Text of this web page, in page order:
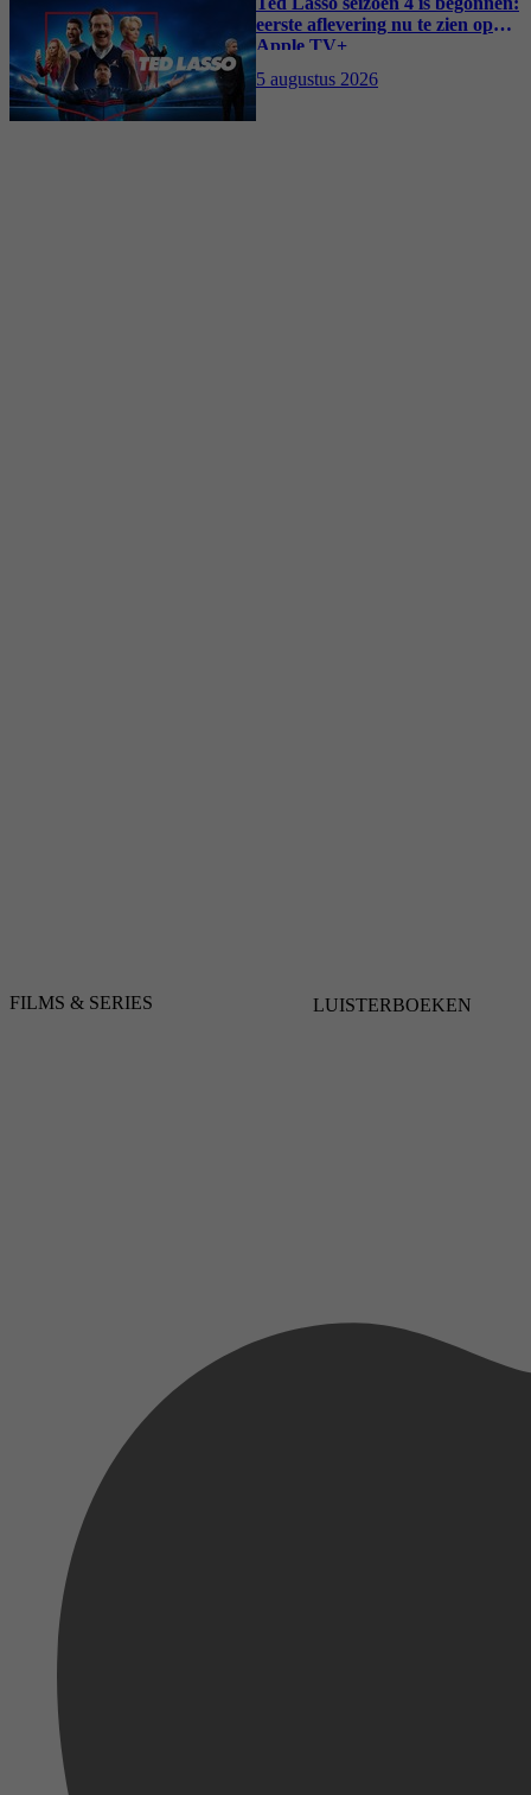
eerste aflevering nu te zien op
Apple TV+
5 augustus 2026
FILMS & SERIES LUISTERBOEKEN